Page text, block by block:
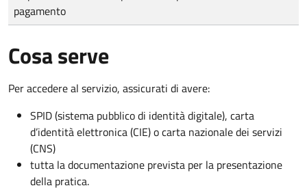
pagamento
Cosa serve
Per accedere al servizio, assicurati di avere:
SPID (sistema pubblico di identità digitale), carta
d’identità elettronica (CIE) o carta nazionale dei servizi
(CNS)
tutta la documentazione prevista per la presentazione
della pratica.